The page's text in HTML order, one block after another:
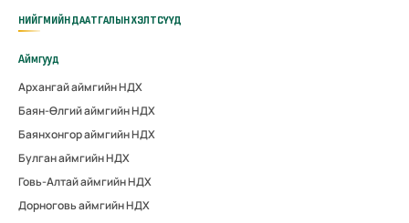
НИЙГМИЙН ДААТГАЛЫН ХЭЛТСҮҮД
Аймгууд
Архангай аймгийн НДХ
Баян-Өлгий аймгийн НДХ
Баянхонгор аймгийн НДХ
Булган аймгийн НДХ
Говь-Алтай аймгийн НДХ
Дорноговь аймгийн НДХ